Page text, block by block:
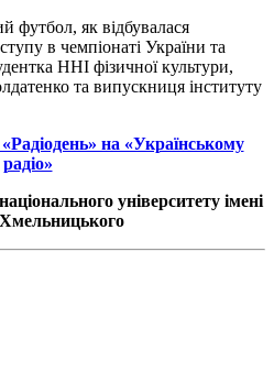
футбол, як відбувалася
в чемпіонаті України та
ННІ фізичної культури,
та випускниця інституту
на «Українському
радіо»
університету імені